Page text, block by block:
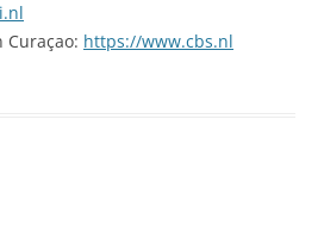
Curaçao: https://www.cbs.nl